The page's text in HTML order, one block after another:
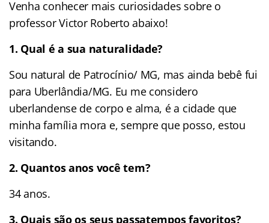
Venha conhecer mais curiosidades sobre o
professor Victor Roberto abaixo!
1. Qual é a sua naturalidade?
Sou natural de Patrocínio/ MG, mas ainda bebê fui
para Uberlândia/MG. Eu me considero
uberlandense de corpo e alma, é a cidade que
minha família mora e, sempre que posso, estou
visitando.
2. Quantos anos você tem?
34 anos.
3. Quais são os seus passatempos favoritos?